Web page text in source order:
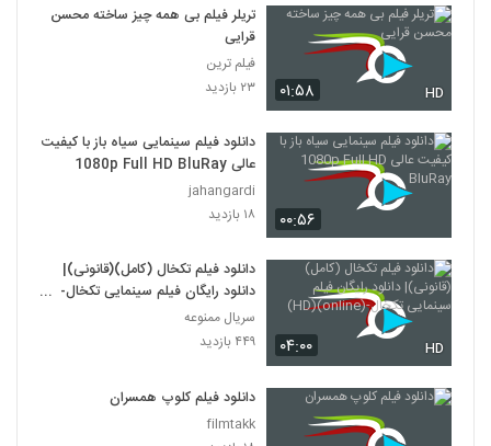
19 کیفیت عالی
20
فیلم ایرانی من کارگرم
۲,۱۲۳ بازدید
دانلود فیلم سینمایی بیتابی بیتا
22
دانلود فیلم اطراف آرامش با کیفیت عالی
دانلود فیلم بغض با کیفیت عالی
۱,۵۰۱ بازدید
دانلود فیلم قصه پریا به کارگردانی فریدون
۰۱:۵۸ HD
تریلر فیلم بی همه چیز ساخته محسن
قرایی
فیلم ترین
۲۳ بازدید
۰۰:۵۶
دانلود فیلم سینمایی سیاه باز با کیفیت
عالی 1080p Full HD BluRay
jahangardi
۱۸ بازدید
۰۴:۰۰ HD
دانلود فیلم تکخال (کامل)(قانونی)|
دانلود رایگان فیلم سینمایی تکخال-
(online)(HD)
سریال ممنوعه
۴۴۹ بازدید
دانلود فیلم کلوپ همسران
filmtakk